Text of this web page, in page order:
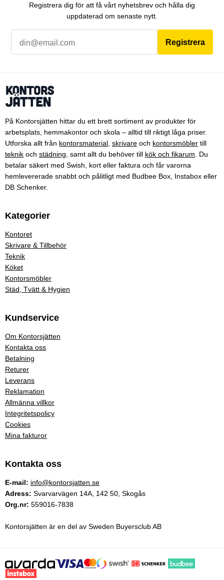
Registrera dig för att få vårt nyhetsbrev och hålla dig
uppdaterad om senaste nytt.
Registrera
På Kontorsjätten hittar du ett brett sortiment av produkter för
arbetsplats, hemmakontor och skola – alltid till riktigt låga priser.
Utforska allt från kontorsmaterial skrivare och kontorsmöbler till
teknik och städning , samt allt du behöver till kök och fikarum . Du
betalar säkert med Swish, kort eller faktura och får varorna
hemlevererade snabbt och pålitligt med Budbee Box, Instabox eller
DB Schenker.
Kategorier
Kontoret
Skrivare & Tillbehör
Teknik
Köket
Kontorsmöbler
Städ, Tvätt & Hygien
Kundservice
Om Kontorsjätten
Kontakta oss
Betalning
Returer
Leverans
Reklamation
Allmänna villkor
Integritetspolicy
Cookies
Mina fakturor
Kontakta oss
E-mail: info@kontorsjatten.se
Adress: Svarvarvägen 14A, 142 50, Skogås
Org.nr: 559016-7838
Kontorsjätten är en del av Sweden Buyersclub AB